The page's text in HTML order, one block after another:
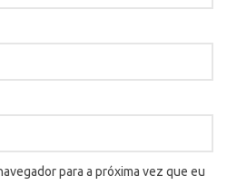
para a próxima vez que eu